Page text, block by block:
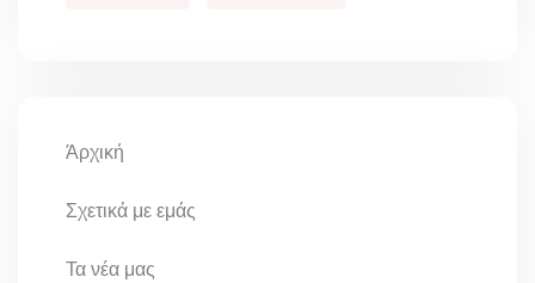
Άρχική
Σχετικά με εμάς
Τα νέα μας